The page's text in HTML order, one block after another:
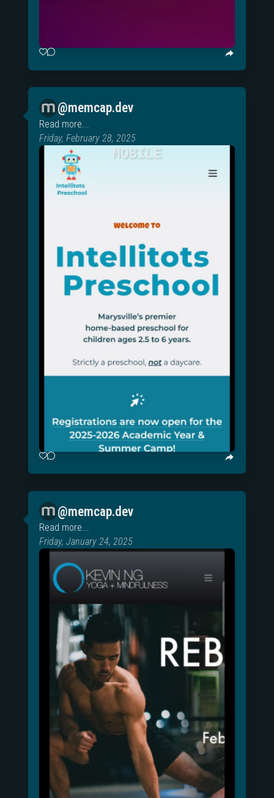
@memcap.dev
Read more...
Friday, February 28, 2025
@memcap.dev
Read more...
Friday, January 24, 2025